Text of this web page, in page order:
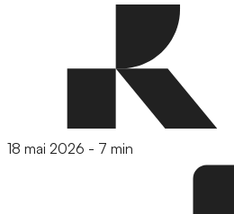
18 mai 2026 - 7 min